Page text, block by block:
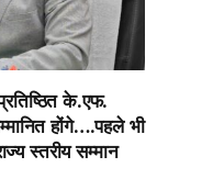
के.एफ.
होंगे….पहले भी
स्तरीय सम्मान